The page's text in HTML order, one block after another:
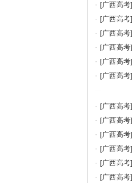
· [广西高考]
· [广西高考]
· [广西高考]
· [广西高考]
· [广西高考]
· [广西高考]
· [广西高考]
· [广西高考]
· [广西高考]
· [广西高考]
· [广西高考]
· [广西高考]